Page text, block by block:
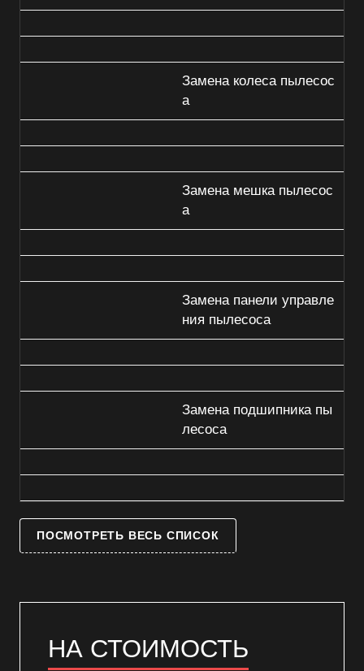
Замена колеса пылесос
а
Замена мешка пылесос
а
Замена панели управле
ния пылесоса
Замена подшипника пы
лесоса
ПОСМОТРЕТЬ ВЕСЬ СПИСОК
НА СТОИМОСТЬ